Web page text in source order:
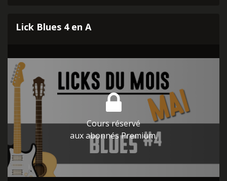
Lick Blues 4 en A
Cours réservé
aux abonnés Premium.